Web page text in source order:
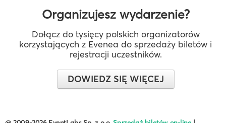
Organizujesz wydarzenie?
Dołącz do tysięcy polskich organizatorów
korzystających z Evenea do sprzedaży biletów i
rejestracji uczestników.
DOWIEDZ SIĘ WIĘCEJ